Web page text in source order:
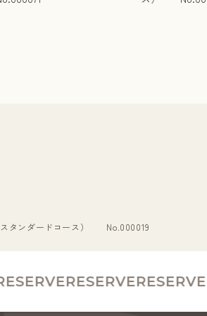
スタンダードコース） No.000019
RESERVERESERVE